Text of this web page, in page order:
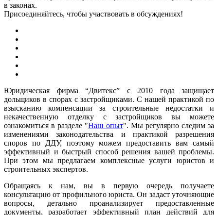
в законах.
Присоединяйтесь, чтобы участвовать в обсуждениях!
Юридическая фирма “Двитекс” с 2010 года защищает
дольщиков в спорах с застройщиками. С нашей практикой по
взысканию компенсации за строительные недостатки и
некачественную отделку с застройщиков вы можете
ознакомиться в разделе "Наш опыт". Мы регулярно следим за
изменениями законодательства и практикой разрешения
споров по ДДУ, поэтому можем предоставить вам самый
эффективный и быстрый способ решения вашей проблемы.
При этом мы предлагаем комплексные услуги юристов и
строительных экспертов.
Обращаясь к нам, вы в первую очередь получаете
консультацию от профильного юриста. Он задаст уточняющие
вопросы, детально проанализирует предоставленные
документы, разработает эффективный план действий для